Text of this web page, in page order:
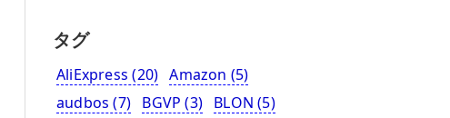
タグ
AliExpress (20) Amazon (5)
audbos (7) BGVP (3) BLON (5)